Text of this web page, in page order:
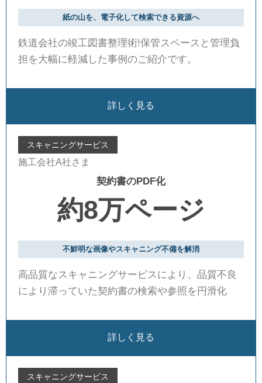
紙の山を、電子化して検索できる資源へ
鉄道会社の竣工図書整理術!保管スペースと管理負
担を大幅に軽減した事例のご紹介です。
詳しく見る
スキャニングサービス
施工会社A社さま
契約書のPDF化
約8万ページ
不鮮明な画像やスキャニング不備を解消
高品質なスキャニングサービスにより、品質不良
により滞っていた契約書の検索や参照を円滑化
詳しく見る
スキャニングサービス